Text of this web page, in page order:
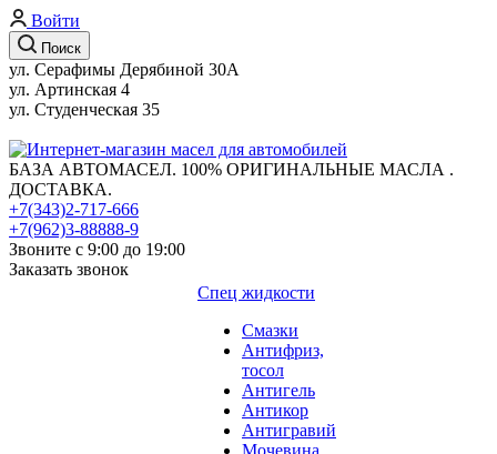
Войти
Поиск
ул. Серафимы Дерябиной 30А
ул. Артинская 4
ул. Студенческая 35
БАЗА АВТОМАСЕЛ. 100% ОРИГИНАЛЬНЫЕ МАСЛА .
ДОСТАВКА.
+7(343)2-717-666
+7(962)3-88888-9
Звоните с 9:00 до 19:00
Заказать звонок
Спец жидкости
Смазки
Антифриз,
тосол
Антигель
Антикор
Антигравий
Мочевина